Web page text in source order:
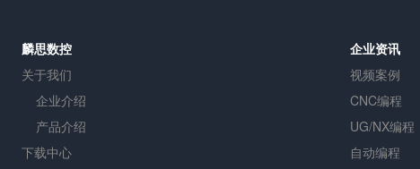
麟思数控
关于我们
企业介绍
产品介绍
下载中心
企业资讯
视频案例
CNC编程
UG/NX编程
自动编程